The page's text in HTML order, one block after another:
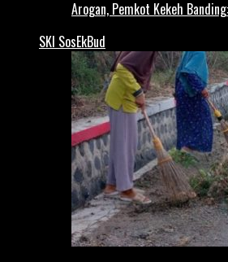
Arogan, Pemkot Kekeh
SKI SosEkBud